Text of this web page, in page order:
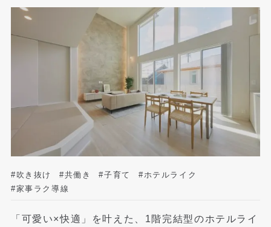
#吹き抜け #共働き #子育て
#ホテルライク
#家事ラク導線
「可愛い×快適」を叶えた、1階完結型のホテルライ